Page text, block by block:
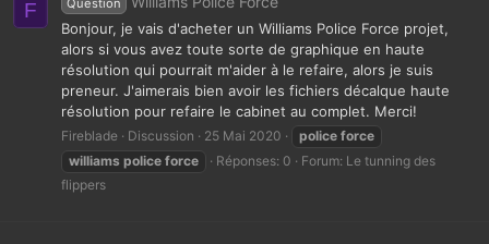
F Question
Bonjour, je vais d'acheter un Williams Police Force projet,
alors si vous avez toute sorte de graphique en haute
résolution qui pourrait m'aider à le refaire, alors je suis
preneur. J'aimerais bien avoir les fichiers décalque haute
résolution pour refaire le cabinet au complet. Merci!
Fireblade Discussion 25 Mai 2020 police force
williams police force Réponses: 0 Forum: Le tunning des
flippers